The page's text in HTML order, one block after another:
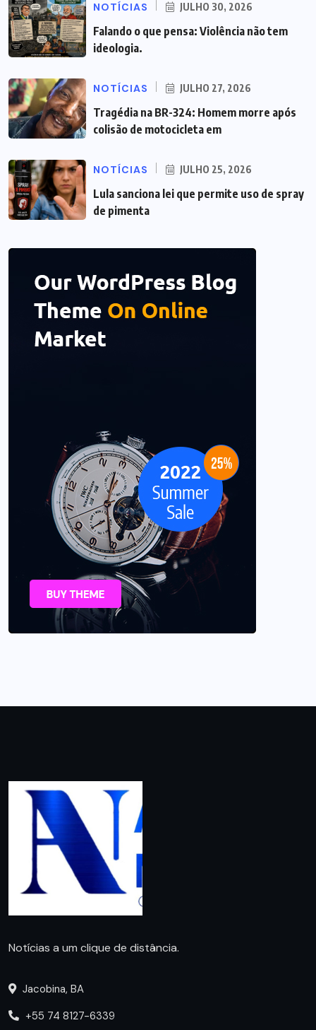
NOTÍCIAS JULHO 30, 2026
Falando o que pensa: Violência não tem
ideologia.
NOTÍCIAS JULHO 27, 2026
Tragédia na BR-324: Homem morre após
colisão de motocicleta em
NOTÍCIAS JULHO 25, 2026
Lula sanciona lei que permite uso de spray
de pimenta
Notícias a um clique de distância.
Jacobina, BA
+55 74 8127-6339